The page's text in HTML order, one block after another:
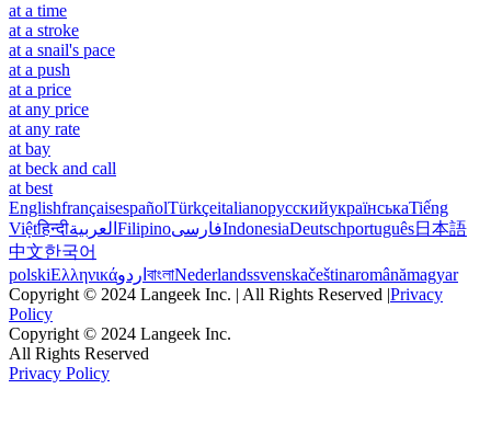
at a time
at a stroke
at a snail's pace
at a push
at a price
at any price
at any rate
at bay
at beck and call
at best
EnglishfrançaisespañolTürkçeitalianoрусскийукраїнськаTiếng
Việtहिन्दीالعربية FilipinoفارسیIndonesiaDeutschportuguês日本語
中文한국어
polskiΕλληνικάاردو বাংলাNederlandssvenskačeštinaromânămagyar
Copyright © 2024 Langeek Inc. | All Rights Reserved |Privacy
Policy
Copyright © 2024 Langeek Inc.
All Rights Reserved
Privacy Policy